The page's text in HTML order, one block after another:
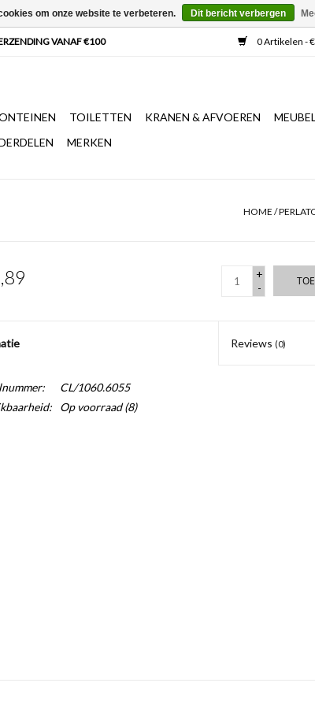
0 Artikelen -
TOILETTEN KRANEN & AFVOEREN
MERKEN
HOME /
+
-
Reviews (0)
CL/1060.6055
Op voorraad(8)
om onze website te verbeteren. Dit bericht verbergen